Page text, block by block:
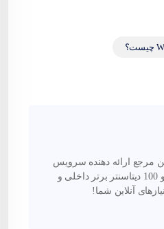
مرجع ارائه دهنده سرویس
های ابری از 75 لوکیشن و 100 دیتاسنتر برتر داخلی و
آنلاین شما!